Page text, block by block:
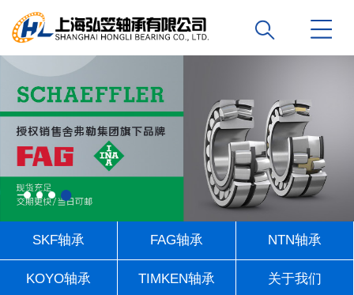
SKF轴承 FAG轴承 NTN轴承
KOYO轴承 TIMKEN轴承 关于我们